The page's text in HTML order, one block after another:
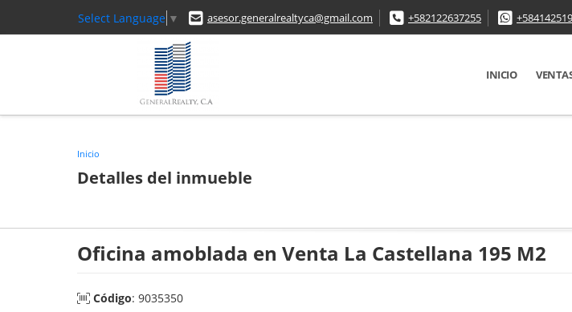
Select Language ▼ asesor.generalrealtyca@gmail.com +582122637255
INICIO
Inicio
Detalles del inmueble
Oficina amoblada en Venta La Castellana 195 M2
Código: 9035350